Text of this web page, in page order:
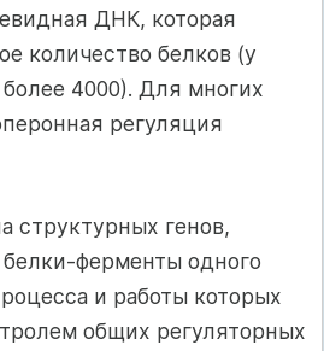
ДНК, которая
количество белков (у
4000). Для многих
регуляция
структурных генов,
ферменты одного
и работы которых
общих регуляторных